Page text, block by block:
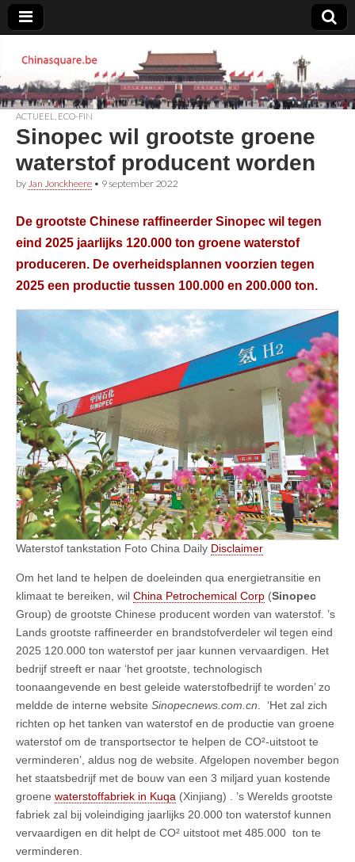
Chinasquare.be
ACTUEEL ECO-FIN
Sinopec wil grootste groene
waterstof producent worden
by Jan Jonckheere • 9 september 2022
De grootste Chinese raffineerder Sinopec wil tegen
eind 2025 jaarlijks 120.000 ton groene waterstof
produceren. De overheidsplannen voorzien tegen
2025 een productie tussen 100.000 en 200.000 ton.
Waterstof tankstation Foto China Daily Disclaimer
Om het land te helpen de doeleinden qua energietransitie en
klimaat te bereiken, wil China Petrochemical Corp (Sinopec
Group) de grootste Chinese producent worden van waterstof. ’s
Lands grootste raffineerder en brandstofverdeler wil tegen eind
2025 120.000 ton waterstof per jaar kunnen vervaardigen. Het
bedrijf streeft er naar ‘het grootste, technologisch
toonaangevende en best geleide waterstofbedrijf te worden’ zo
meldde de interne website Sinopecnews.com.cn. ‘Het zal zich
richten op het tanken van waterstof en de productie van groene
waterstof om de transportsector te helpen de CO²-uitstoot te
verminderen’, aldus nog de website. Afgelopen november begon
het staatsbedrijf met de bouw van een 3 miljard yuan kostende
groene waterstoffabriek in Kuqa (Xinjiang) . ’s Werelds grootste
fabriek zal bij voleindiging jaarlijks 20.000 ton waterstof kunnen
vervaardigen en dit helpt de CO² uitstoot met 485.000 ton te
verminderen.